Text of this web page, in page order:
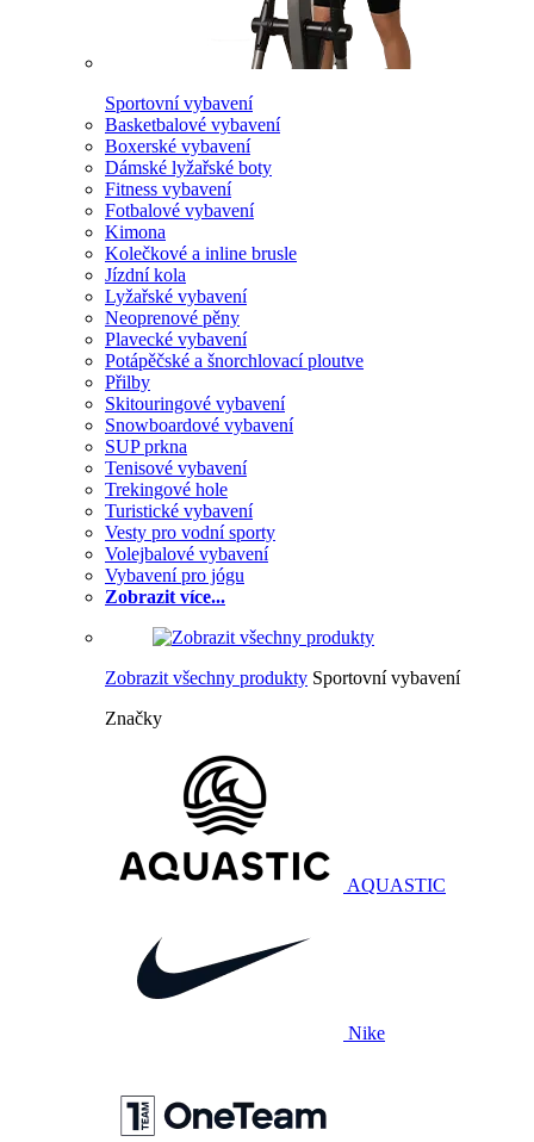
Sportovní vybavení
Basketbalové vybavení
Boxerské vybavení
Dámské lyžařské boty
Fitness vybavení
Fotbalové vybavení
Kimona
Kolečkové a inline brusle
Jízdní kola
Lyžařské vybavení
Neoprenové pěny
Plavecké vybavení
Potápěčské a šnorchlovací ploutve
Přilby
Skitouringové vybavení
Snowboardové vybavení
SUP prkna
Tenisové vybavení
Trekingové hole
Turistické vybavení
Vesty pro vodní sporty
Volejbalové vybavení
Vybavení pro jógu
Zobrazit více...
Zobrazit všechny produkty Sportovní vybavení
Značky
AQUASTIC
Nike